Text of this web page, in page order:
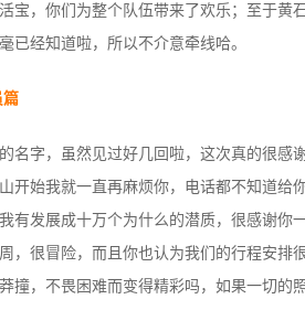
宝，你们为整个队伍带来了欢乐；至于黄
已经知道啦，所以不介意牵线哈。
篇
名字，虽然见过好几回啦，这次真的很感
开始我就一直再麻烦你，电话都不知道给
有发展成十万个为什么的潜质，很感谢你
，很冒险，而且你也认为我们的行程安排
撞，不畏困难而变得精彩吗，如果一切的